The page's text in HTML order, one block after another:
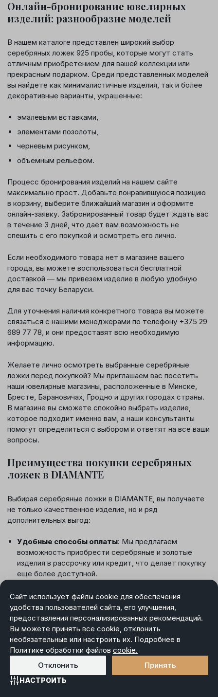
Онлайн-бронирование ювелирных
изделий: разнообразие моделей
В нашем каталоге представлен широкий выбор
серебряных ложек 925 пробы, которые могут стать
отличным приобретением для вашей коллекции или
прекрасным подарком. Среди представленных моделей
вы найдете как минималистичные изделия, так и более
декоративные варианты, украшенные:
эмалевыми вставками,
элементами позолоты,
черневым рисунком,
объемным рельефом.
Процесс бронирования изделий на нашем сайте
максимально прост. Добавьте понравившуюся позицию
в корзину, выберите ближайший магазин и оформите
онлайн-заявку. Забронированный товар будет ждать вас
в течение 3 дней, что даёт вам возможность не
спешить с его покупкой и осмотреть его лично.
Если необходимого товара нет в магазине вашего
города, вы можете воспользоваться бесплатной
доставкой — мы привезем изделие в любую удобную
для вас точку Беларуси.
Для уточнения наличия конкретного товара вы можете
связаться с нашими менеджерами по телефону +375 29
689 77 78, и они предоставят всю необходимую
информацию.
Желаете лично осмотреть выбранные серебряные
ложки перед покупкой? Мы приглашаем вас посетить
наши ювелирные магазины, расположенные в Минске,
Бресте, Барановичах, Гродно и других городах страны.
В магазине вы сможете спокойно выбрать изделие,
которое подходит именно вам, а наши консультанты
помогут определиться с выбором и ответят на все ваши
вопросы.
Преимущества покупки серебряных
ложек в DIAMANTE
Выбирая серебряные ложки в DIAMANTE, вы получаете
не только качественное изделие, но и ряд
дополнительных выгод:
Удобные способы оплаты: Мы предлагаем
возможность приобрести серебряные и золотые
изделия в рассрочку или кредит, что делает покупку
еще более доступной.
получаете дисконтную карту, которая позволяет
оплачивать следующие заказы со скидкой до 10%.
Постоянные клиенты получают специальные
привилегии и выгодные условия для дальнейших
покупок.
Помимо этого, вы можете оформить подарочный
сертификат на покупку ювелирных изделий, что станет
прекрасным вариантом подарка для ваших близких.
Сайт использует файлы cookie для обеспечения
удобства пользователей сайта, его улучшения,
предоставления персонализированных рекомендаций.
Вы можете принять все cookie, отклонить
необязательные или настроить их. Подробнее в
Политике обработки файлов cookie.
НАСТРОИТЬ
Отклонить Принять